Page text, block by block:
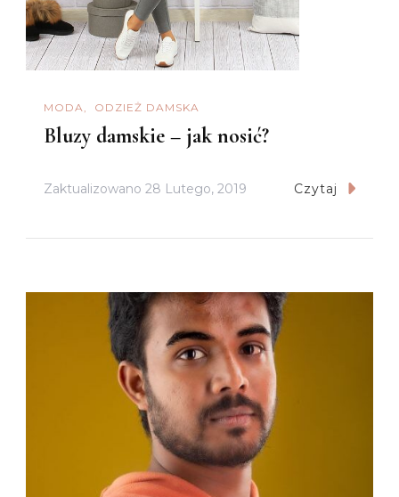
MODA ODZIEŻ DAMSKA
Bluzy damskie – jak nosić?
Zaktualizowano 28 Lutego, 2019 Czytaj